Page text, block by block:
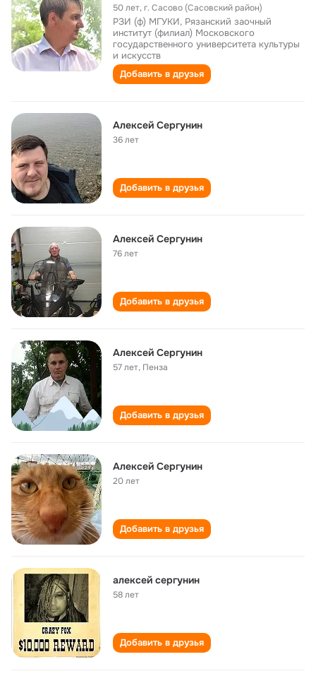
50 лет,г. Сасово (Сасовский район)
РЗИ (ф) МГУКИ, Рязанский заочный
институт (филиал) Московского
государственного университета культуры
и искусств
Добавить в друзья
Алексей Сергунин
36 лет
Добавить в друзья
Алексей Сергунин
76 лет
Добавить в друзья
Алексей Сергунин
57 лет, Пенза
Добавить в друзья
Алексей Сергунин
20 лет
Добавить в друзья
алексей сергунин
58 лет
Добавить в друзья